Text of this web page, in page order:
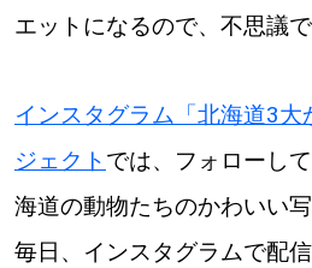
エットになるので、不思議で
インスタグラム「北海道3大
ジェクト では、フォローし
海道の動物たちのかわいい
毎日、インスタグラムで配信